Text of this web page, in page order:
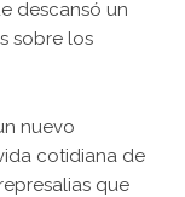
descansó un
sobre los
nuevo
cotidiana de
que